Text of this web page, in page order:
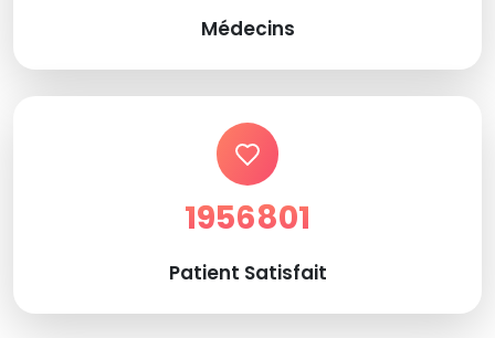
Médecins
1956801
Patient Satisfait